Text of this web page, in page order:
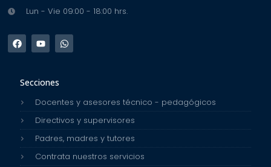
Lun - Vie 09:00 - 18:00 hrs.
Secciones
Docentes y asesores técnico - pedagógicos
Directivos y supervisores
Padres, madres y tutores
Contrata nuestros servicios